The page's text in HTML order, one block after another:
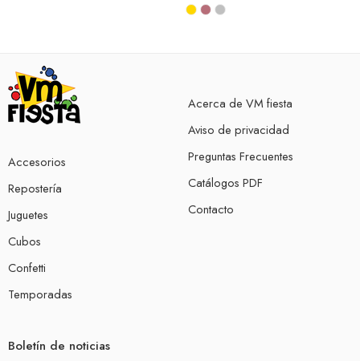
Accesorios
Repostería
Juguetes
Cubos
Confetti
Temporadas
Acerca de VM fiesta
Aviso de privacidad
Preguntas Frecuentes
Catálogos PDF
Contacto
Boletín de noticias